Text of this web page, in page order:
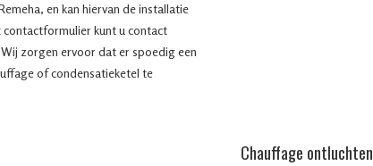
en kan hiervan de installatie
contactformulier kunt u contact
zorgen ervoor dat er spoedig een
of condensatieketel te
Chauffage ontluchten